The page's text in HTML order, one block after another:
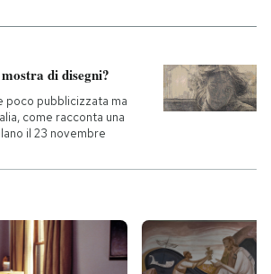
Mondiali calcio 2026
di disegni?
poco pubblicizzata ma
come racconta una
il 23 novembre